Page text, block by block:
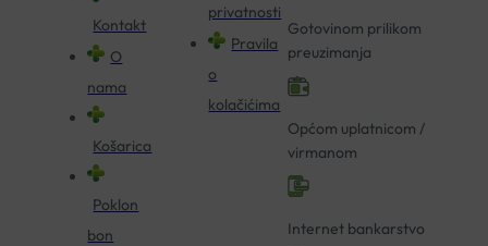
Kontakt
O
nama
Košarica
Poklon
bon
privatnosti
Pravila
o
kolačićima
Gotovinom prilikom
preuzimanja
Općom uplatnicom /
virmanom
Internet bankarstvo